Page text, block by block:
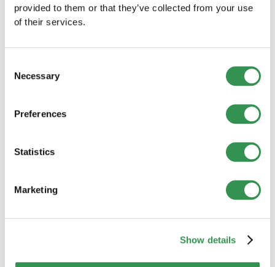
provided to them or that they’ve collected from your use
of their services.
Selection
Necessary
Preferences
Statistics
Marketing
Show details
Reputazione:Valutazioni e referenze
Contratti obsoleti:
Non adeguati a sviluppo
Sovrassicurazione:
Doppie coperture:Evitare sovrapposizioni
Effettuare valutazione